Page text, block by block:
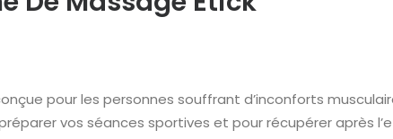
pour les personnes souffrant d’inconforts
vos séances sportives et pour récupérer après